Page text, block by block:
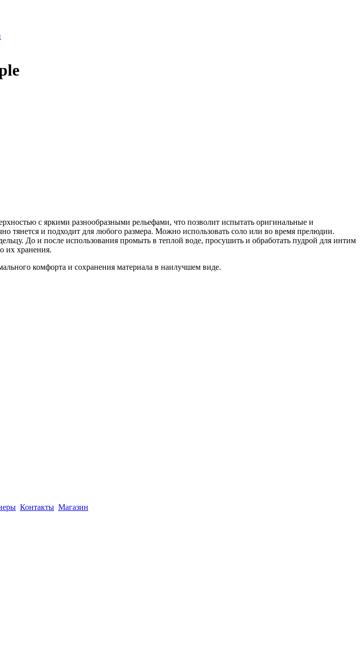
с яркими разнообразными рельефами, что позволит испытать оригинальные и
и подходит для любого размера. Можно использовать соло или во время прелюдии.
До и после использования промыть в теплой воде, просушить и обработать пудрой для интим
их хранения.
комфорта и сохранения материала в наилучшем виде.
Контакты Магазин